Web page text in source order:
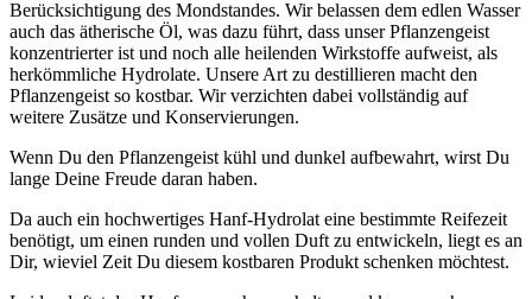
Berücksichtigung des Mondstandes. Wir belassen dem edlen Wasser
auch das ätherische Öl, was dazu führt, dass unser Pflanzengeist
konzentrierter ist und noch alle heilenden Wirkstoffe aufweist, als
herkömmliche Hydrolate. Unsere Art zu destillieren macht den
Pflanzengeist so kostbar. Wir verzichten dabei vollständig auf
weitere Zusätze und Konservierungen.
Wenn Du den Pflanzengeist kühl und dunkel aufbewahrt, wirst Du
lange Deine Freude daran haben.
Da auch ein hochwertiges Hanf-Hydrolat eine bestimmte Reifezeit
benötigt, um einen runden und vollen Duft zu entwickeln, liegt es an
Dir, wieviel Zeit Du diesem kostbaren Produkt schenken möchtest.